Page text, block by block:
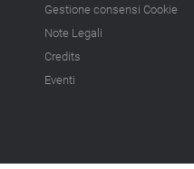
Gestione consensi Cookie
Note Legali
Credits
Eventi